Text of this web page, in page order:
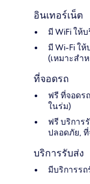
อินเทอร์เน็ต
มี WiFi ให้
มี Wi-Fi ใ
(เหมาะสำ
ที่จอดรถ
ฟรี ที่จอดร
ในร่ม)
ฟรี บริการ
ปลอดภัย,
บริการรับส่ง
มีบริการร